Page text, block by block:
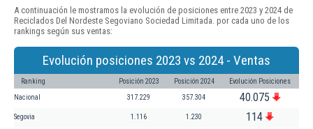
A continuación le mostramos la evolución de posiciones entre 2023 y 2024 de
Reciclados Del Nordeste Segoviano Sociedad Limitada. por cada uno de los
rankings según sus ventas:
Evolución posiciones 2023 vs 2024 - Ventas
Ranking Posición 2023 Posición 2024 Evolución Posiciones
Nacional 317.229 357.304 40.075
Segovia 1.116 1.230 114